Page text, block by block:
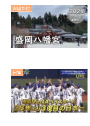
お出かけ
日常